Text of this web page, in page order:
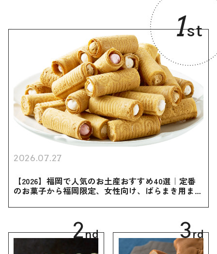
1st
2026.07.27
【2026】福岡で人気のお土産おすすめ40選｜定番
のお菓子から福岡限定、女性向け、ばらまき用まで
2nd 3rd